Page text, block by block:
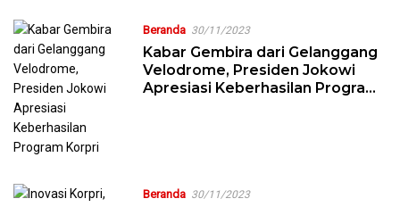
Beranda 30/11/2023
Kabar Gembira dari Gelanggang
Velodrome, Presiden Jokowi
Apresiasi Keberhasilan Program
Beranda 30/11/2023